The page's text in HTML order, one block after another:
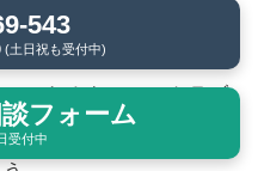
できるものの、トラブ
共有者にあらかじめ伝
543
(土日祝も受付中)
フォーム
受付中